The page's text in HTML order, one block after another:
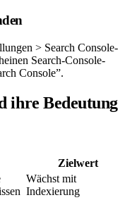
> Search Console-
Search-Console-
Console”.
ihre Bedeutung
Zielwert
Wächst mit
Indexierung